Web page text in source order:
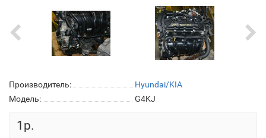
Производитель:
Hyundai/KIA
Модель:
G4KJ
1р.